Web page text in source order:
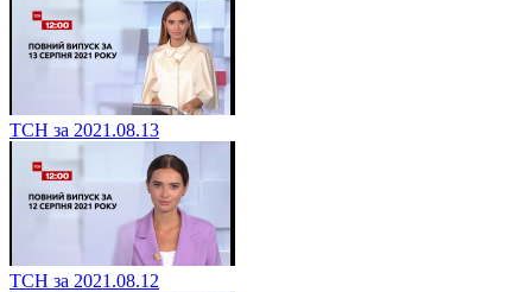
ТСН за 2021.08.13
ТСН за 2021.08.12